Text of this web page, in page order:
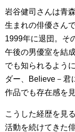
岩谷健司さんは青
生まれの俳優さん
1999年に退団。そ
午後の男優室を結
でも知られるよう
ダー、Believe－君
作品でも存在感を
こうした経歴を見
活動を続けてきた